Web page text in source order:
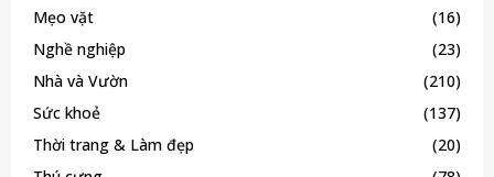
Mẹo vặt
(16)
Nghề nghiệp
(23)
Nhà và Vườn
(210)
Sức khoẻ
(137)
Thời trang & Làm đẹp
(20)